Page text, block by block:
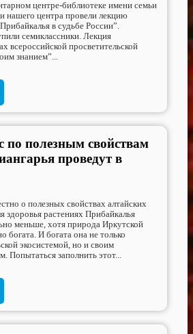
центре-библиотеке имени семьи
нашего центра провели лекцию
в судьбе России”.
семиклассники. Лекция
всероссийской просветительской
знанием”...
по полезным свойствам
проведут в
о полезных свойствах алтайских
здоровья растениях Прибайкалья
меньше, хотя природа Иркутской
богата. И богата она не только
экосистемой, но и своим
Попытаться заполнить этот...